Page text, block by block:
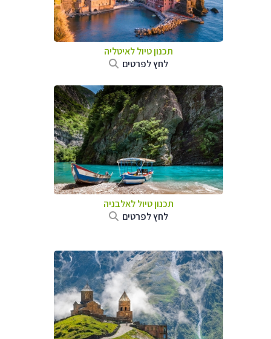
תכנון טיול לאיטליה
לחץ לפרטים
תכנון טיול לאלבניה
לחץ לפרטים